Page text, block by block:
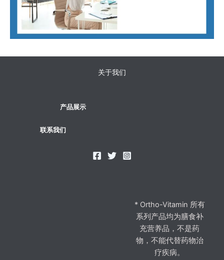
关于我们
产品展示
联系我们
* Ortho-Vitamin 所有
系列产品均为膳食补
充营养品，不是药
物，不能代替药物治
疗疾病。